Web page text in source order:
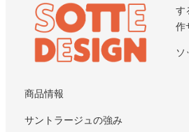
す
作
ソ
商品情報
サントラージュの強み